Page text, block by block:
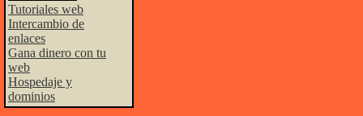
Tutoriales web
Intercambio de
enlaces
Gana dinero con tu
web
Hospedaje y
dominios